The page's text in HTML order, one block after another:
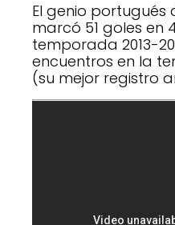
El genio portugués
marcó 51 goles en
temporada 2013-
encuentros en la
(su mejor registro